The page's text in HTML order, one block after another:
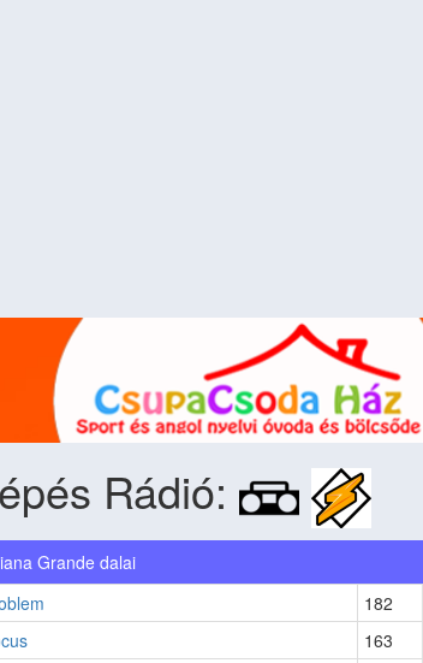
Rádió:
Grande dalai
182
163